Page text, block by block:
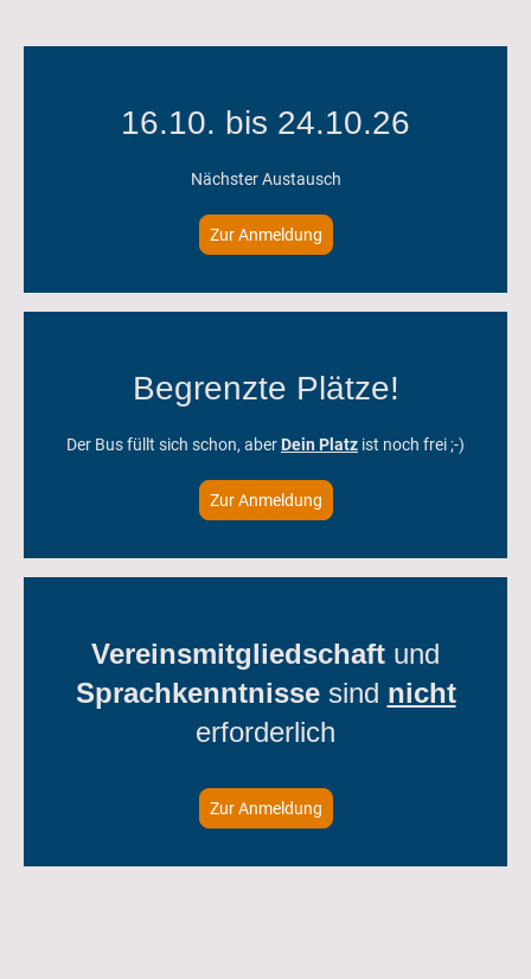
16.10. bis 24.10.26
Nächster Austausch
Zur Anmeldung
Begrenzte Plätze!
Der Bus füllt sich schon, aberDein Platz ist noch frei ;-)
Zur Anmeldung
Vereinsmitgliedschaft und
Sprachkenntnissesind nicht
erforderlich
Zur Anmeldung